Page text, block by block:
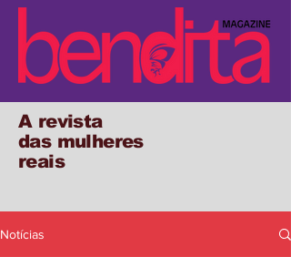
A revista
das mulheres
reais
Notícias